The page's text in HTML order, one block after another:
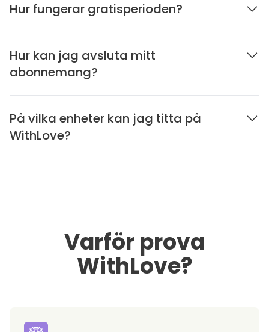
Hur fungerar gratisperioden?
Hur kan jag avsluta mitt
abonnemang?
På vilka enheter kan jag titta på
WithLove?
Varför prova
WithLove?